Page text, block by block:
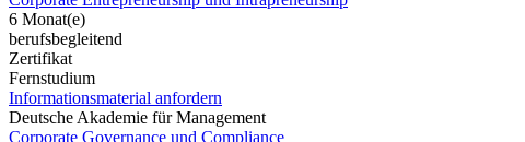
6 Monat(e)
berufsbegleitend
Zertifikat
Fernstudium
Informationsmaterial anfordern
Deutsche Akademie für Management
Corporate Governance und Compliance